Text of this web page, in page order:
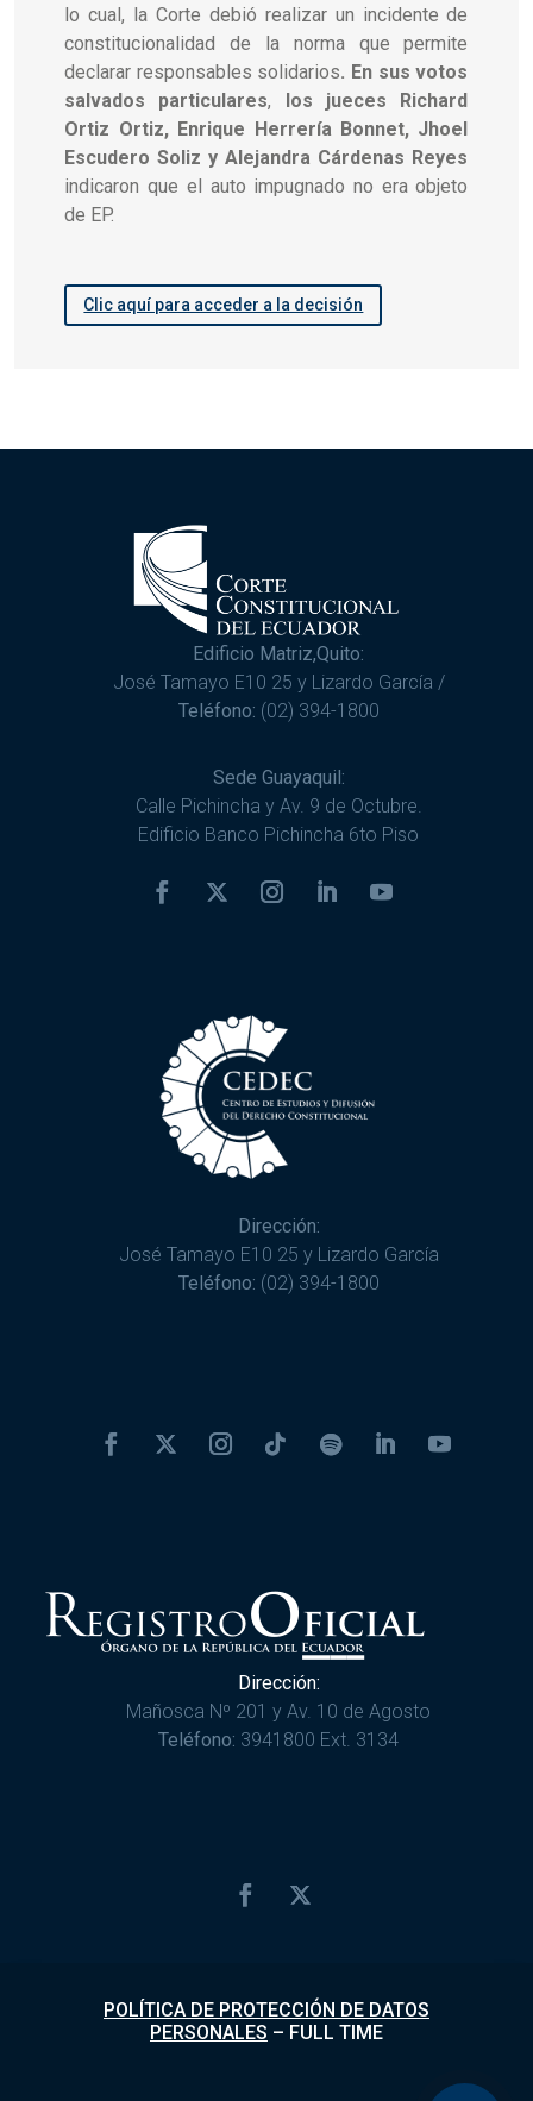
lo cual, la Corte debió realizar un incidente de
constitucionalidad de la norma que permite
declarar responsables solidarios. En sus votos
salvados particulares, los jueces Richard
Ortiz Ortiz, Enrique Herrería Bonnet, Jhoel
Escudero Soliz y Alejandra Cárdenas Reyes
indicaron que el auto impugnado no era objeto
de EP.
Clic aquí para acceder a la decisión
Edificio Matriz,Quito:
José Tamayo E10 25 y Lizardo García /
Teléfono: (02) 394-1800
Sede Guayaquil:
Calle Pichincha y Av. 9 de Octubre.
Edificio Banco Pichincha 6to Piso
Dirección:
José Tamayo E10 25 y Lizardo García
Teléfono: (02) 394-1800
Dirección:
Mañosca Nº 201 y Av. 10 de Agosto
Teléfono: 3941800 Ext. 3134
POLÍTICA DE PROTECCIÓN DE DATOS
PERSONALES – FULL TIME